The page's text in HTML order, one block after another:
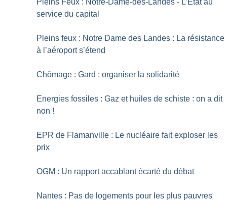
Pleins Feux : Notre-Dame-des-Landes - L’État au
service du capital
Pleins feux : Notre Dame des Landes : La résistance
à l’aéroport s’étend
Chômage : Gard : organiser la solidarité
Energies fossiles : Gaz et huiles de schiste : on a dit
non !
EPR de Flamanville : Le nucléaire fait exploser les
prix
OGM : Un rapport accablant écarté du débat
Nantes : Pas de logements pour les plus pauvres